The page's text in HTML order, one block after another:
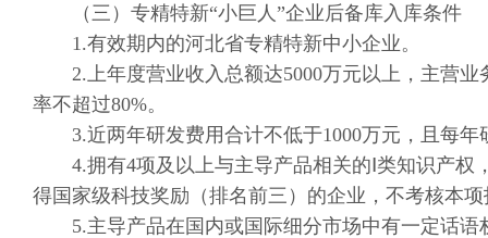
（三）专精特新“小巨人”企业后备库入库条件
1.有效期内的河北省专精特新中小企业。
2.上年度营业收入总额达5000万元以上，主营业
率不超过80%。
3.近两年研发费用合计不低于1000万元，且每年
4.拥有4项及以上与主导产品相关的Ⅰ类知识产权
得国家级科技奖励（排名前三）的企业，不考核本
5.主导产品在国内或国际细分市场中有一定话语